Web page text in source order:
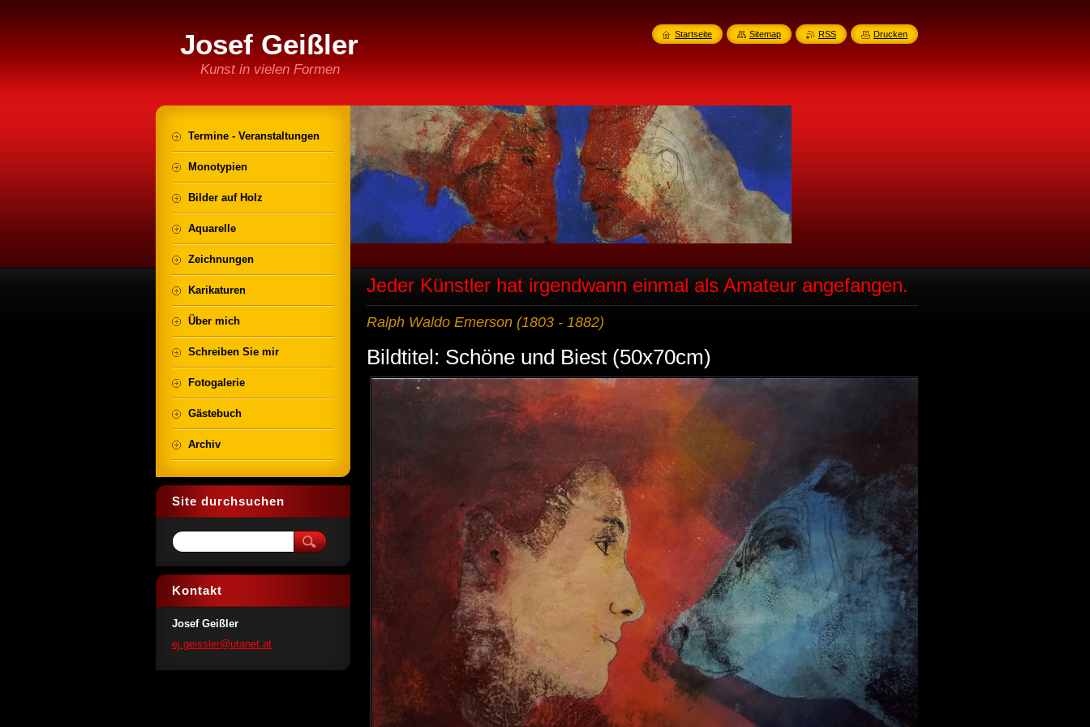
Josef Geißler
Kunst in vielen Formen
Jeder Künstler hat irgendwann einmal als Amateur angefangen.
Ralph Waldo Emerson (1803 - 1882)
Bildtitel: Schöne und Biest (50x70cm)
Termine - Veranstaltungen
Monotypien
Bilder auf Holz
Aquarelle
Zeichnungen
Karikaturen
Über mich
Schreiben Sie mir
Fotogalerie
Gästebuch
Archiv
Site durchsuchen
Kontakt
Josef Geißler
ej.geiss ler@utanet.at
Startseite Sitemap RSS Drucken